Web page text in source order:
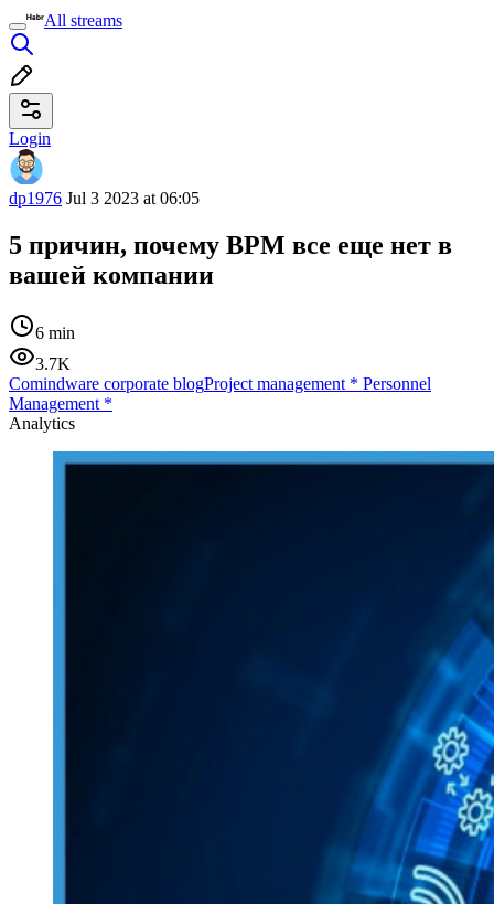
All streams
Login
dp1976 Jul 3 2023 at 06:05
5 причин, почему BPM все еще нет в
вашей компании
6 min
3.7K
Comindware corporate blogProject management * Personnel
Management *
Analytics